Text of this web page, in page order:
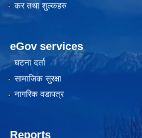
कर तथा शुल्कहरु
eGov services
घटना दर्ता
सामाजिक सुरक्षा
नागरिक वडापत्र
Reports